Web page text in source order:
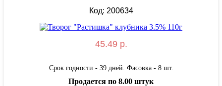
Код: 200634
45.49 р.
Срок годности - 39 дней. Фасовка - 8 шт.
Продается по 8.00 штук